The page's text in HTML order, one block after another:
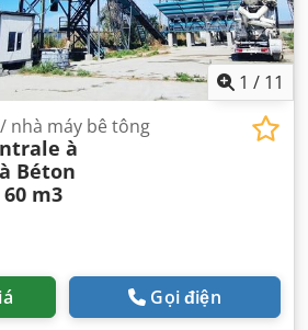
1 / 11
nhà máy bê tông
à
Béton
m3
Gọi điện